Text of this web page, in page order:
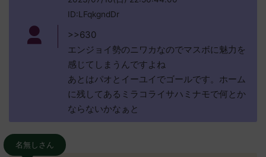
ID:LFqkgndDr
>>630
エンジョイ勢のニワカなのでマスボに魅力を
感じてしまうんですよね
あとはパオとイーユイでゴールです。ホーム
に残してあるミラコライサハミナモで何とか
ならないかなぁと
名無しさん